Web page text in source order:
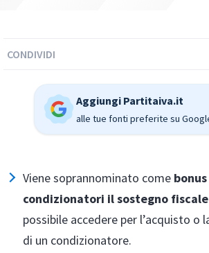
CONDIVIDI
Aggiungi Partitaiva.it
alle tue fonti preferite su
Viene soprannominato come bonus
condizionatori il sostegno fiscale
possibile accedere per l’acquisto o
di un condizionatore.